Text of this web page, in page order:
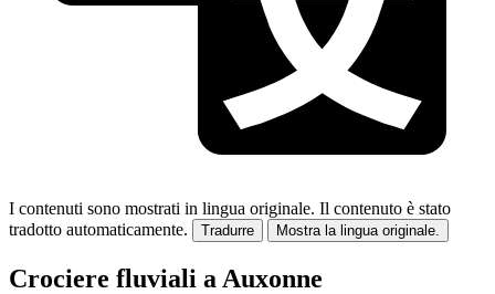
I contenuti sono mostrati in lingua originale. Il contenuto è stato
tradotto automaticamente.
Tradurre Mostra la lingua originale.
Crociere fluviali a Auxonne